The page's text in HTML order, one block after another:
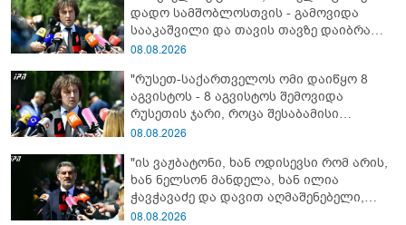
დადო სამშობლოსთვის - გამოვიდა
სააკაშვილი და თავის თავზე დაიბრალა
ანწუხელიძის გმირობა, სამარცხვინო
სააკაშვილისთვის შეგინებას თუ რაღაც
ამგვარს სთხოვდნენ მას"
08.08.2026
"რუსეთ-საქართველოს ომი დაიწყო 8
აგვისტოს - 8 აგვისტოს შემოვიდა
რუსეთის ჯარი, როცა შესაბამისი
განცხადება გააკეთა რუსეთის
რაც მოხდა, ეს იყო ის, რომ სააკაშვილის
რეჟიმმა დაბომბა ცხინვალი"
08.08.2026
"ის ვაჟბატონი, ხან ოდისევსი რომ არის,
ხან ნელსონ მანდელა, ხან ილია
ჭავჭავაძე და დავით აღმაშენებელი,
სინამდვილეში, ერთი საცოდავი,
08.08.2026